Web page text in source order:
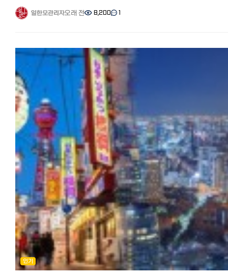
상승하면서 올리브영은 전 세계 관광객이 모이는 한국 뷰티 샵의 성지가
되었습니다.
배송비 주문 총액이 5,000엔 이상이면 무료(미만은 약 800~1,500엔)
올리브영에서 한국 화장품 확인하기
MUSINSA(무신사) 특징 MUSINSA(무신사)는 한국 최대 규모의 패션
온라인 쇼핑몰이지만, 화장품도 다수 취급하고 있습니다.
화장품도 옷과 어울리는 트렌드 중심 라인업으로, 다른 곳에서는 찾기
엄선된 브랜드만을 취급하며, 옷과 화장품을 한 번에 구매할 수 있다는
특징입니다.
배송비 주문 총액이 12,000엔 이상이면 무료(미만은 약 330~2,000엔)
MUSINSA(무신사) 뷰티에서 한국 화장품 확인하기
Qoo10(큐텐) 특징 다양한 한국 제품을 저렴하게 구입할 수 있는 쇼핑몰로
유명한 Qoo10(큐텐)에서 한국 화장품을 구매하는 분들도 많을 것 같습
다양한 제품 구성과 최대 20% 할인되는 메가 와리, 그리고 한국 매장이
직접 입점해 현지 가격에 구매할 수 있다는 점도 특징입니다.
배송비 출점 점포마다 다르지만, 무료 배송인 상품도 많이 있습니다.
Qoo10(큐텐)에서 한국 화장품 확인하기
SAZO(사조) 특징 최근 일본 온라인 쇼핑몰보다 저렴해서 화제가 된
한국 구매 대행 사이트 SAZO(사조)라면, 일본 쇼핑몰에서는 구할 수 없
한국 화장품을 구매할 수 있습니다.
게다가 한국에서 직배송되기 때문에 중간 비용이 적고 현지가에 가까운
가격에 구매할 수 있습니다.
해당 상품의 한국 온라인 쇼핑 URL을 SAZO(사조)의 검색창에 복사·
붙여넣기만 하면, 화장품은 물론 패션 아이템·잡화·K-POP 굿즈 등 한국
현지 상품을 손쉽게 구매할 수 있습니다.
4곳을 철저히 분석해 드립니다.
1. 한 달 생활비 비교: 예산에 맞는 선택은? 거주 비용은 한달살기의 성패
: 10~18만엔, 6~12만엔, 800~1,500엔, 일본 최고 수준의 물가
오사카: 7~12만엔, 4~8만엔, 600~1,200엔, 선택의 폭이 넓고 가성비
후쿠오카: 5~9만엔, 3~6만엔,,500~1,000엔대도시 중 물가 가장 저렴
교토8~15: 만엔 ,5~9만엔, 700~1,300엔, 관광지 중심의 높은 물가 도쿄:
시부야, 신주쿠 등 중심가는 매우 비싸지만, 사이타마나 치바 등 외곽으로
눈을 돌리면 비용을 절감할 수 있습니다.
오사카: 저렴한 길거리 음식이 많아 식비 부담이 적고, 숙소 선택지가
다양합니다.
후쿠오카: 가성비 끝판왕. 낮은 월세와 저렴한 물가 덕분에 장기 거주 시
만족도가 매우 높습니다.
교토: 관광지 특수성 때문에 숙소비가 비싼 편이며, 생활비를 아끼려면
마트를 적극 활용해야 합니다.
2. 교통 환경: 이동의 편리함 도시교통비 (1개월 정기권)특징
도쿄: 1.5~2만엔, 세계 최고 수준의 철도망, 복잡함 주의
오사카: 1~1.5만엔, 지하철·전철망 완벽, 인근 도시 이동 용이
후쿠오카: 5~8천엔, 컴팩트 시티, 도보와 자전거 이동 가능
교토: 6~9천엔, 버스 중심, 관광 시즌 교통 체증 심함 도쿄/오사카:
대중교통만으로 어디든 갈 수 있지만 출퇴근 시간 '지옥철'은 감수해야
합니다. 후쿠오카: 공항과 시내가 가깝고 규모가 작아 자전거 한 대만 있으면
어디든 갈 수 있는 여유가 있습니다. 교토: 지하철 노선이 적어 버스 이용이
필수지만, 관광객이 몰리는 시즌에는 버스를 타기조차 힘들 수 있습니다.
3. 미식 가이드: 매일 무엇을 먹을까? 도쿄 (미식의 정점): 미슐랭 식당부터
트렌디한 카페까지, 전 세계 모든 요리를 수준 높게 즐길 수 있습니다.
오사카 (천하의 부엌): 타코야키, 오코노미야키 등 '먹다 망한다'는 말이
일한모관리자오래 전 8,200 1
인기